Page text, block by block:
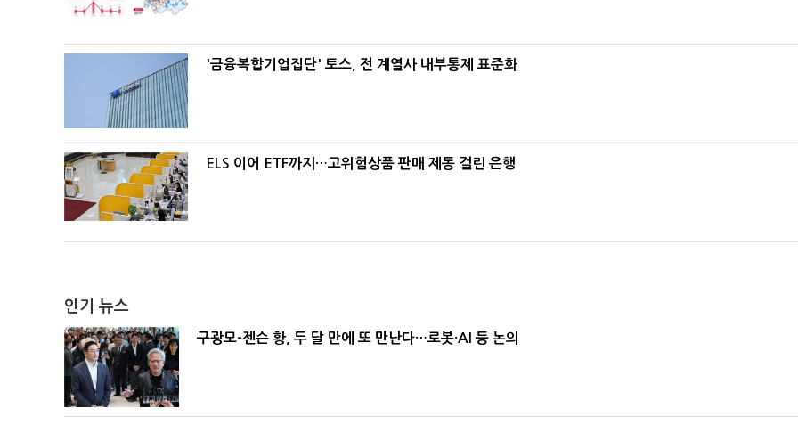
'금융복합기업집단' 토스, 전 계열사 내부통제 표준화
ELS 이어 ETF까지…고위험상품 판매 제동 걸린 은행
인기 뉴스
구광모-젠슨 황, 두 달 만에 또 만난다…로봇·AI 등 논의